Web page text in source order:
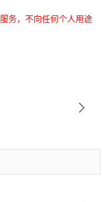
务，不向任何个人用途